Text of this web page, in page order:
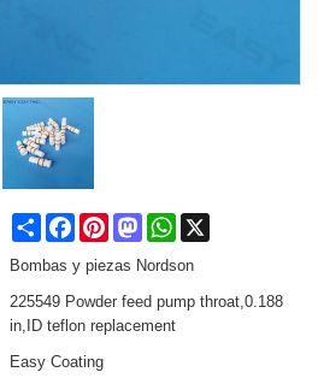
ShareFacebookPinterestMastodonWhatsApp
Bombas y piezas Nordson
225549 Powder feed pump throat,0.188
in,ID teflon replacement
Easy Coating